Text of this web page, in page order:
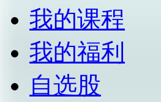
我的课程
我的福利
自选股